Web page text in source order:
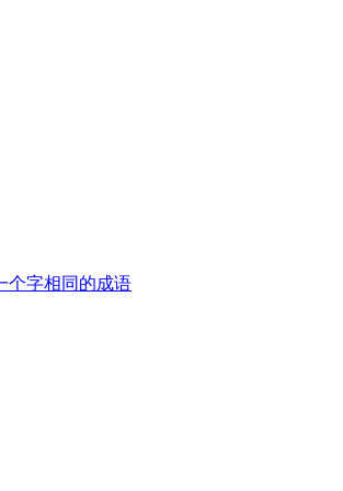
个字相同的成语